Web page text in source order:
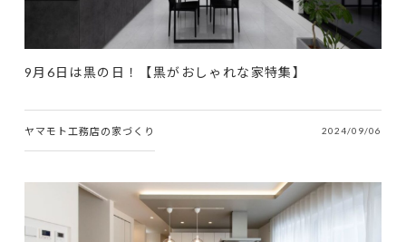
9月6日は黒の日！【黒がおしゃれな家特集】
ヤマモト工務店の家づくり 2024/09/06